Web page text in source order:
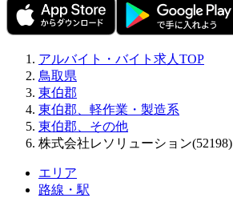
アルバイト・バイト求人TOP
鳥取県
東伯郡
東伯郡、軽作業・製造系
東伯郡、その他
株式会社レソリューション(52198)
エリア
路線・駅